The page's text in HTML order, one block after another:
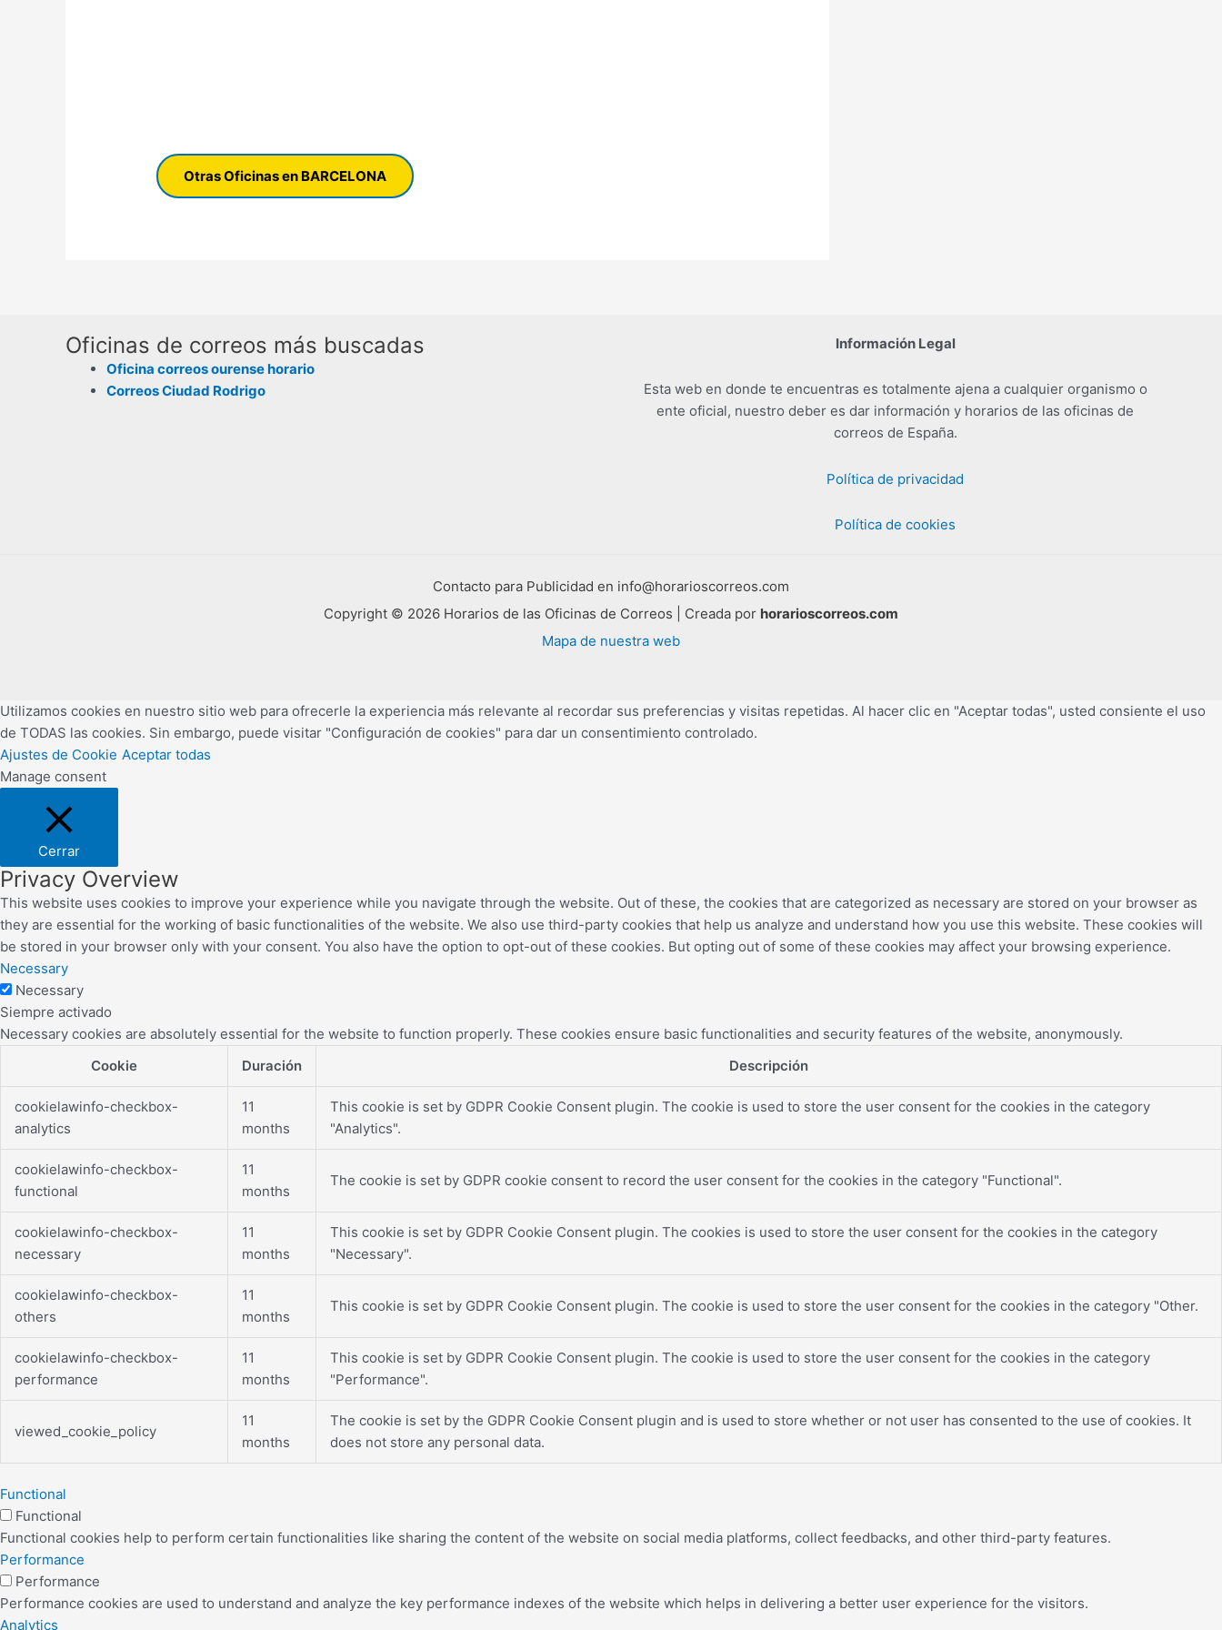
Otras Oficinas en BARCELONA
Oficinas de correos más buscadas
Oficina correos ourense horario
Correos Ciudad Rodrigo
Información Legal
Esta web en donde te encuentras es totalmente ajena a cualquier organismo o
ente oficial, nuestro deber es dar información y horarios de las oficinas de
correos de España.
Política de privacidad
Política de cookies
Contacto para Publicidad en info@horarioscorreos.com
Copyright © 2026 Horarios de las Oficinas de Correos | Creada por horarioscorreos.com
Mapa de nuestra web
Utilizamos cookies en nuestro sitio web para ofrecerle la experiencia más relevante al recordar sus preferencias y visitas repetidas. Al hacer clic en "Aceptar todas", usted consiente el uso
de TODAS las cookies. Sin embargo, puede visitar "Configuración de cookies" para dar un consentimiento controlado.
Ajustes de Cookie Aceptar todas
Manage consent
Cerrar
Privacy Overview
This website uses cookies to improve your experience while you navigate through the website. Out of these, the cookies that are categorized as necessary are stored on your browser as
they are essential for the working of basic functionalities of the website. We also use third-party cookies that help us analyze and understand how you use this website. These cookies will
be stored in your browser only with your consent. You also have the option to opt-out of these cookies. But opting out of some of these cookies may affect your browsing experience.
Necessary
Necessary
Siempre activado
Necessary cookies are absolutely essential for the website to function properly. These cookies ensure basic functionalities and security features of the website, anonymously.
Cookie
Duración Descripción
cookielawinfo-checkbox-
analytics
11
months
This cookie is set by GDPR Cookie Consent plugin. The cookie is used to store the user consent for the cookies in the category
"Analytics".
cookielawinfo-checkbox-
functional
11
months
The cookie is set by GDPR cookie consent to record the user consent for the cookies in the category "Functional".
cookielawinfo-checkbox-
necessary
11
months
This cookie is set by GDPR Cookie Consent plugin. The cookies is used to store the user consent for the cookies in the category
"Necessary".
cookielawinfo-checkbox-
others
11
months
This cookie is set by GDPR Cookie Consent plugin. The cookie is used to store the user consent for the cookies in the category "Other.
cookielawinfo-checkbox-
performance
11
months
This cookie is set by GDPR Cookie Consent plugin. The cookie is used to store the user consent for the cookies in the category
"Performance".
viewed_cookie_policy
11
months
The cookie is set by the GDPR Cookie Consent plugin and is used to store whether or not user has consented to the use of cookies. It
does not store any personal data.
Functional
Functional
Functional cookies help to perform certain functionalities like sharing the content of the website on social media platforms, collect feedbacks, and other third-party features.
Performance
Performance
Performance cookies are used to understand and analyze the key performance indexes of the website which helps in delivering a better user experience for the visitors.
Analytics